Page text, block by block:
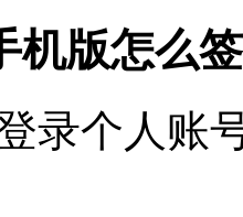
机版怎么
录个人账